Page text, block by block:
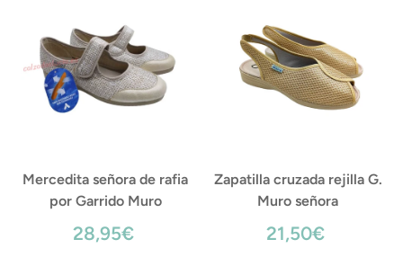
Mercedita señora de rafia
por Garrido Muro
28,95€
Zapatilla cruzada rejilla G.
Muro señora
21,50€